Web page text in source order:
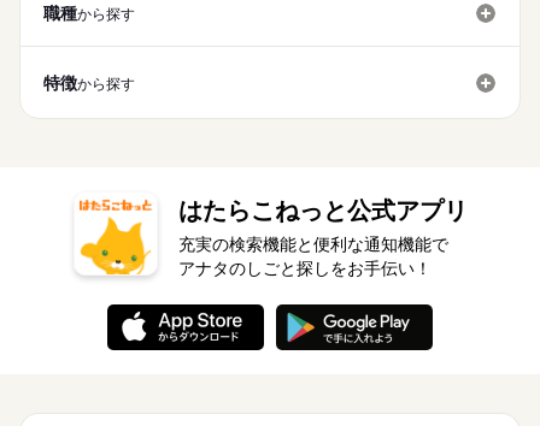
職種から探す
特徴から探す
はたらこねっと公式アプリ
充実の検索機能と便利な通知機能で
アナタのしごと探しをお手伝い！